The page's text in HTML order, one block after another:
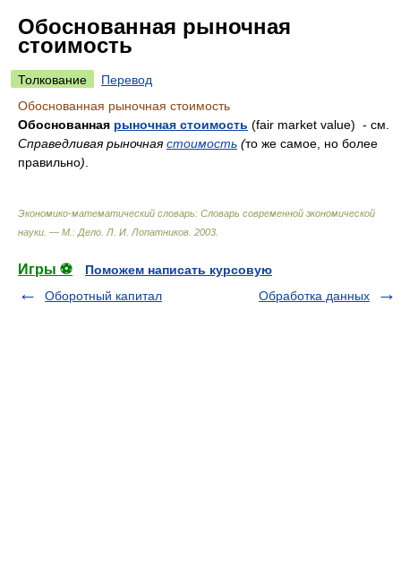
Обоснованная рыночная
стоимость
Толкование
Перевод
Обоснованная рыночная стоимость
Обоснованная рыночная стоимость (fair market value) - см.
Справедливая рыночнаястоимость (то же самое, но более
правильно)
Экономико-математический словарь: Словарь современной экономической
науки. — М.: Дело Л. И. Лопатников 2003
Игры ⚽
Поможем написать курсовую
Оборотный капитал
Обработка данных